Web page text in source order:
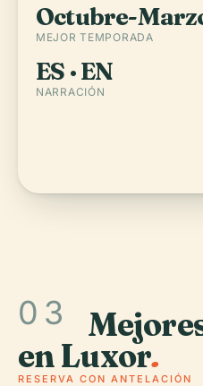
Octubre-
MEJOR TEMPORADA
ES · EN
NARRACIÓN
03
en Luxor.
RESERVA CON ANTELACIÓN